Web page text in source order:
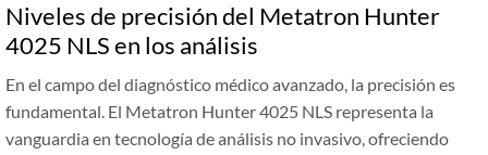
Niveles de precisión del Metatron Hunter
4025 NLS en los análisis
En el campo del diagnóstico médico avanzado, la precisión es
fundamental. El Metatron Hunter 4025 NLS representa la
vanguardia en tecnología de análisis no invasivo, ofreciendo